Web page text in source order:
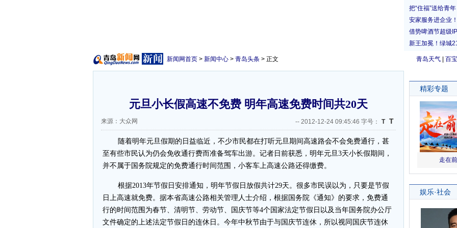
青岛天气 百
新闻网首页 > 新闻中心 > 青岛头条 > 正文
元旦小长假高速不免费 明年高速免费时间共20天
来源：大众网 -- 2012-12-24 09:45:46 字号： T T
随着明年元旦假期的日益临近，不少市民都在打听元旦期间高速路会不会免费通行，甚
至有些市民认为仍会免收通行费而准备驾车出游。记者日前获悉，明年元旦3天小长假期间，
并不属于国务院规定的免费通行时间范围，小客车上高速公路还得缴费。
根据2013年节假日安排通知，明年节假日放假共计29天。很多市民误以为，只要是节假
日上高速就免费。据本省高速公路相关管理人士介绍，根据国务院《通知》的要求，免费通
行的时间范围为春节、清明节、劳动节、国庆节等4个国家法定节假日以及当年国务院办公厅
文件确定的上述法定节假日的连休日。今年中秋节由于与国庆节连休，所以视同国庆节连休